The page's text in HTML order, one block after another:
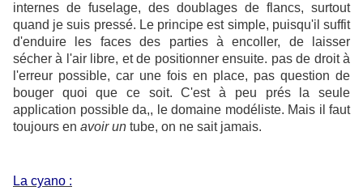
internes de fuselage, des doublages de flancs, surtout
quand je suis pressé. Le principe est simple, puisqu'il suffit
d'enduire les faces des parties à encoller, de laisser
sécher à l'air libre, et de positionner ensuite. pas de droit à
l'erreur possible, car une fois en place, pas question de
bouger quoi que ce soit. C'est à peu prés la seule
application possible da,, le domaine modéliste. Mais il faut
toujours en avoir un tube, on ne sait jamais.
La cyano :